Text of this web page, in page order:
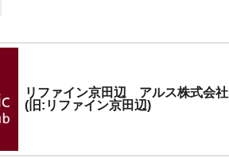
リファイン京田辺 アルス株式会社
(旧:リファイン京田辺)